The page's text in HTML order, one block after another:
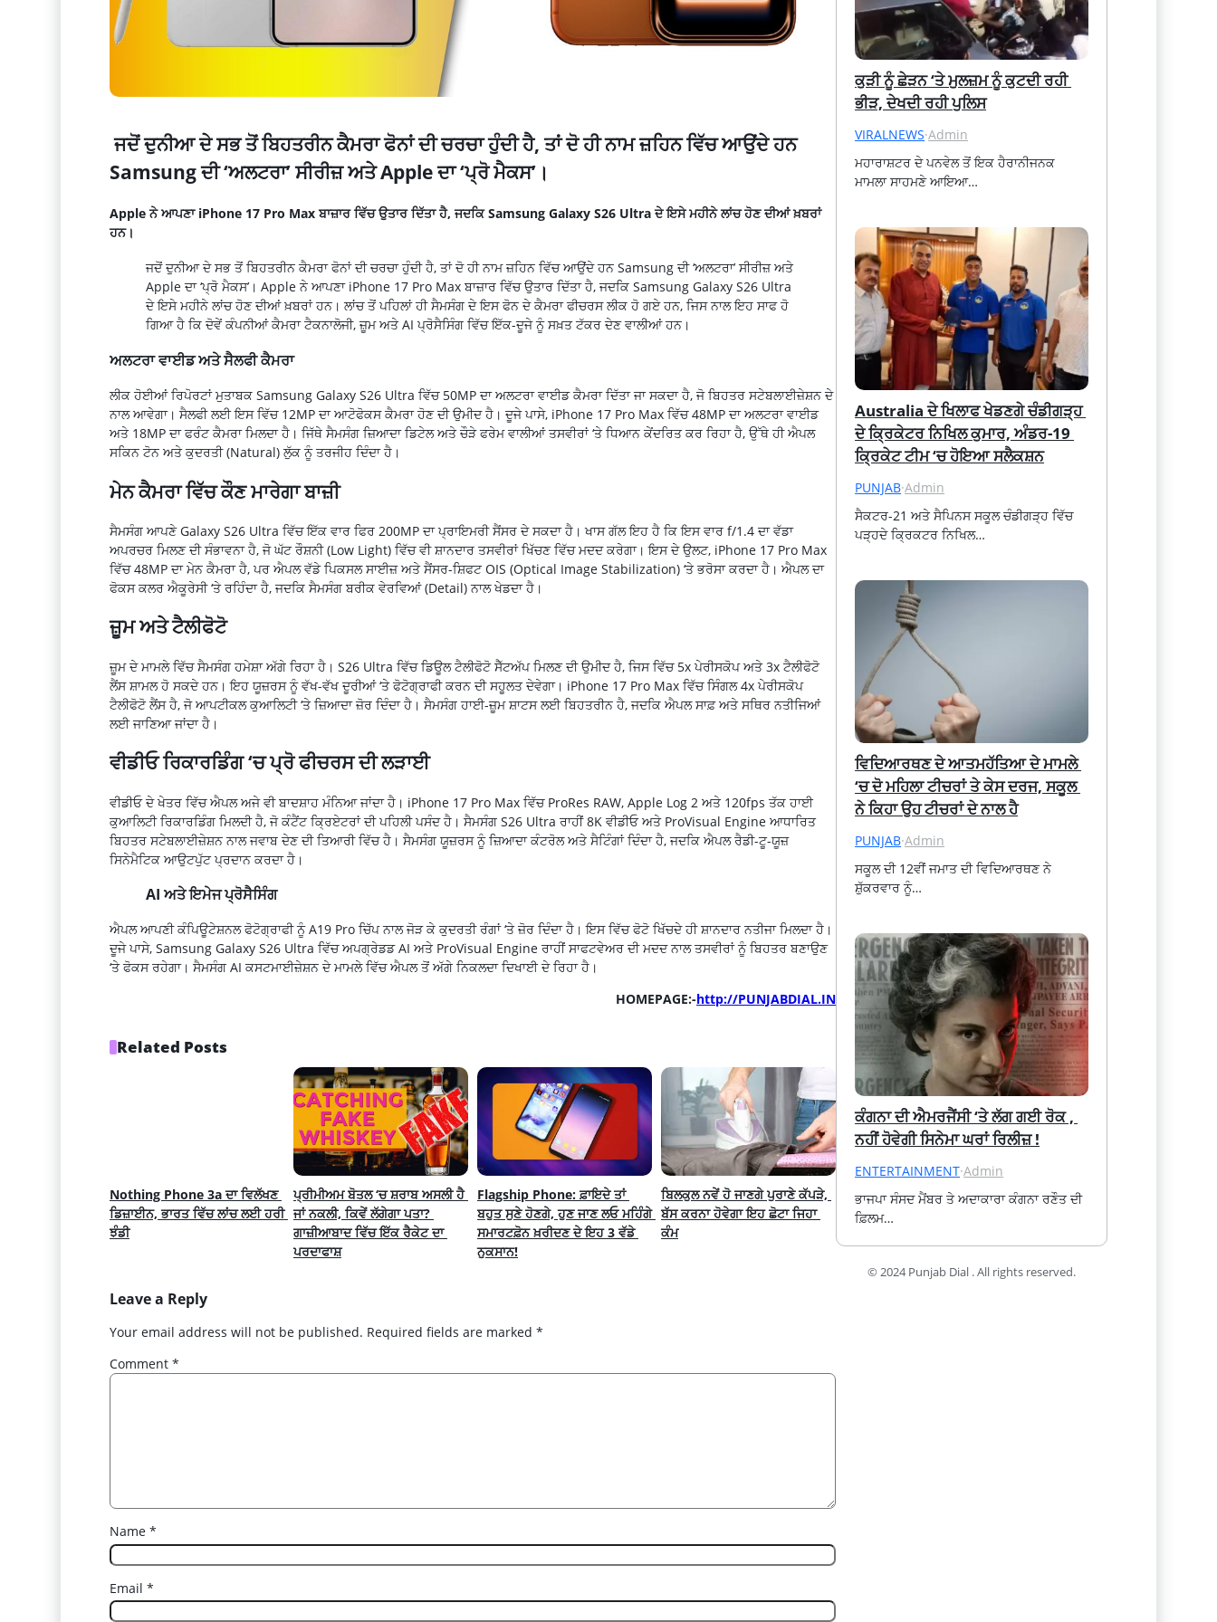
ਜਦੋਂ ਦੁਨੀਆ ਦੇ ਸਭ ਤੋਂ ਬਿਹਤਰੀਨ ਕੈਮਰਾ ਫੋਨਾਂ ਦੀ ਚਰਚਾ ਹੁੰਦੀ ਹੈ, ਤਾਂ ਦੋ ਹੀ ਨਾਮ ਜ਼ਹਿਨ ਵਿੱਚ ਆਉਂਦੇ ਹਨ
Samsung ਦੀ ‘ਅਲਟਰਾ’ ਸੀਰੀਜ਼ ਅਤੇ Apple ਦਾ ‘ਪ੍ਰੋ ਮੈਕਸ’।
Apple ਨੇ ਆਪਣਾ iPhone 17 Pro Max ਬਾਜ਼ਾਰ ਵਿੱਚ ਉਤਾਰ ਦਿੱਤਾ ਹੈ, ਜਦਕਿ Samsung Galaxy S26 Ultra ਦੇ ਇਸੇ ਮਹੀਨੇ ਲਾਂਚ ਹੋਣ ਦੀਆਂ ਖ਼ਬਰਾਂ
ਹਨ।
ਜਦੋਂ ਦੁਨੀਆ ਦੇ ਸਭ ਤੋਂ ਬਿਹਤਰੀਨ ਕੈਮਰਾ ਫੋਨਾਂ ਦੀ ਚਰਚਾ ਹੁੰਦੀ ਹੈ, ਤਾਂ ਦੋ ਹੀ ਨਾਮ ਜ਼ਹਿਨ ਵਿੱਚ ਆਉਂਦੇ ਹਨ Samsung ਦੀ ‘ਅਲਟਰਾ’ ਸੀਰੀਜ਼ ਅਤੇ
Apple ਦਾ ‘ਪ੍ਰੋ ਮੈਕਸ’। Apple ਨੇ ਆਪਣਾ iPhone 17 Pro Max ਬਾਜ਼ਾਰ ਵਿੱਚ ਉਤਾਰ ਦਿੱਤਾ ਹੈ, ਜਦਕਿ Samsung Galaxy S26 Ultra
ਦੇ ਇਸੇ ਮਹੀਨੇ ਲਾਂਚ ਹੋਣ ਦੀਆਂ ਖ਼ਬਰਾਂ ਹਨ। ਲਾਂਚ ਤੋਂ ਪਹਿਲਾਂ ਹੀ ਸੈਮਸੰਗ ਦੇ ਇਸ ਫੋਨ ਦੇ ਕੈਮਰਾ ਫੀਚਰਸ ਲੀਕ ਹੋ ਗਏ ਹਨ, ਜਿਸ ਨਾਲ ਇਹ ਸਾਫ ਹੋ
ਗਿਆ ਹੈ ਕਿ ਦੋਵੇਂ ਕੰਪਨੀਆਂ ਕੈਮਰਾ ਟੈਕਨਾਲੋਜੀ, ਜ਼ੂਮ ਅਤੇ AI ਪ੍ਰੋਸੈਸਿੰਗ ਵਿੱਚ ਇੱਕ-ਦੂਜੇ ਨੂੰ ਸਖ਼ਤ ਟੱਕਰ ਦੇਣ ਵਾਲੀਆਂ ਹਨ।
ਅਲਟਰਾ ਵਾਈਡ ਅਤੇ ਸੈਲਫੀ ਕੈਮਰਾ
ਲੀਕ ਹੋਈਆਂ ਰਿਪੋਰਟਾਂ ਮੁਤਾਬਕ Samsung Galaxy S26 Ultra ਵਿੱਚ 50MP ਦਾ ਅਲਟਰਾ ਵਾਈਡ ਕੈਮਰਾ ਦਿੱਤਾ ਜਾ ਸਕਦਾ ਹੈ, ਜੋ ਬਿਹਤਰ ਸਟੇਬਲਾਈਜ਼ੇਸ਼ਨ ਦੇ
ਨਾਲ ਆਵੇਗਾ। ਸੈਲਫੀ ਲਈ ਇਸ ਵਿੱਚ 12MP ਦਾ ਆਟੋਫੋਕਸ ਕੈਮਰਾ ਹੋਣ ਦੀ ਉਮੀਦ ਹੈ। ਦੂਜੇ ਪਾਸੇ, iPhone 17 Pro Max ਵਿੱਚ 48MP ਦਾ ਅਲਟਰਾ ਵਾਈਡ
ਅਤੇ 18MP ਦਾ ਫਰੰਟ ਕੈਮਰਾ ਮਿਲਦਾ ਹੈ। ਜਿੱਥੇ ਸੈਮਸੰਗ ਜ਼ਿਆਦਾ ਡਿਟੇਲ ਅਤੇ ਚੌੜੇ ਫਰੇਮ ਵਾਲੀਆਂ ਤਸਵੀਰਾਂ ‘ਤੇ ਧਿਆਨ ਕੇਂਦਰਿਤ ਕਰ ਰਿਹਾ ਹੈ, ਉੱਥੇ ਹੀ ਐਪਲ
ਸਕਿਨ ਟੋਨ ਅਤੇ ਕੁਦਰਤੀ (Natural) ਲੁੱਕ ਨੂੰ ਤਰਜੀਹ ਦਿੰਦਾ ਹੈ।
ਮੇਨ ਕੈਮਰਾ ਵਿੱਚ ਕੌਣ ਮਾਰੇਗਾ ਬਾਜ਼ੀ
ਸੈਮਸੰਗ ਆਪਣੇ Galaxy S26 Ultra ਵਿੱਚ ਇੱਕ ਵਾਰ ਫਿਰ 200MP ਦਾ ਪ੍ਰਾਇਮਰੀ ਸੈਂਸਰ ਦੇ ਸਕਦਾ ਹੈ। ਖਾਸ ਗੱਲ ਇਹ ਹੈ ਕਿ ਇਸ ਵਾਰ f/1.4 ਦਾ ਵੱਡਾ
ਅਪਰਚਰ ਮਿਲਣ ਦੀ ਸੰਭਾਵਨਾ ਹੈ, ਜੋ ਘੱਟ ਰੌਸ਼ਨੀ (Low Light) ਵਿੱਚ ਵੀ ਸ਼ਾਨਦਾਰ ਤਸਵੀਰਾਂ ਖਿੱਚਣ ਵਿੱਚ ਮਦਦ ਕਰੇਗਾ। ਇਸ ਦੇ ਉਲਟ, iPhone 17 Pro Max
ਵਿੱਚ 48MP ਦਾ ਮੇਨ ਕੈਮਰਾ ਹੈ, ਪਰ ਐਪਲ ਵੱਡੇ ਪਿਕਸਲ ਸਾਈਜ਼ ਅਤੇ ਸੈਂਸਰ-ਸ਼ਿਫਟ OIS (Optical Image Stabilization) ‘ਤੇ ਭਰੋਸਾ ਕਰਦਾ ਹੈ। ਐਪਲ ਦਾ
ਫੋਕਸ ਕਲਰ ਐਕੂਰੇਸੀ ‘ਤੇ ਰਹਿੰਦਾ ਹੈ, ਜਦਕਿ ਸੈਮਸੰਗ ਬਰੀਕ ਵੇਰਵਿਆਂ (Detail) ਨਾਲ ਖੇਡਦਾ ਹੈ।
ਜ਼ੂਮ ਅਤੇ ਟੈਲੀਫੋਟੋ
ਜ਼ੂਮ ਦੇ ਮਾਮਲੇ ਵਿੱਚ ਸੈਮਸੰਗ ਹਮੇਸ਼ਾ ਅੱਗੇ ਰਿਹਾ ਹੈ। S26 Ultra ਵਿੱਚ ਡਿਊਲ ਟੈਲੀਫੋਟੋ ਸੈੱਟਅੱਪ ਮਿਲਣ ਦੀ ਉਮੀਦ ਹੈ, ਜਿਸ ਵਿੱਚ 5x ਪੇਰੀਸਕੋਪ ਅਤੇ 3x ਟੈਲੀਫੋਟੋ
ਲੈਂਸ ਸ਼ਾਮਲ ਹੋ ਸਕਦੇ ਹਨ। ਇਹ ਯੂਜ਼ਰਸ ਨੂੰ ਵੱਖ-ਵੱਖ ਦੂਰੀਆਂ ‘ਤੇ ਫੋਟੋਗ੍ਰਾਫੀ ਕਰਨ ਦੀ ਸਹੂਲਤ ਦੇਵੇਗਾ। iPhone 17 Pro Max ਵਿੱਚ ਸਿੰਗਲ 4x ਪੇਰੀਸਕੋਪ
ਟੈਲੀਫੋਟੋ ਲੈਂਸ ਹੈ, ਜੋ ਆਪਟੀਕਲ ਕੁਆਲਿਟੀ ‘ਤੇ ਜ਼ਿਆਦਾ ਜ਼ੋਰ ਦਿੰਦਾ ਹੈ। ਸੈਮਸੰਗ ਹਾਈ-ਜ਼ੂਮ ਸ਼ਾਟਸ ਲਈ ਬਿਹਤਰੀਨ ਹੈ, ਜਦਕਿ ਐਪਲ ਸਾਫ਼ ਅਤੇ ਸਥਿਰ ਨਤੀਜਿਆਂ
ਲਈ ਜਾਣਿਆ ਜਾਂਦਾ ਹੈ।
ਵੀਡੀਓ ਰਿਕਾਰਡਿੰਗ ‘ਚ ਪ੍ਰੋ ਫੀਚਰਸ ਦੀ ਲੜਾਈ
ਵੀਡੀਓ ਦੇ ਖੇਤਰ ਵਿੱਚ ਐਪਲ ਅਜੇ ਵੀ ਬਾਦਸ਼ਾਹ ਮੰਨਿਆ ਜਾਂਦਾ ਹੈ। iPhone 17 Pro Max ਵਿੱਚ ProRes RAW, Apple Log 2 ਅਤੇ 120fps ਤੱਕ ਹਾਈ
ਕੁਆਲਿਟੀ ਰਿਕਾਰਡਿੰਗ ਮਿਲਦੀ ਹੈ, ਜੋ ਕੰਟੈਂਟ ਕ੍ਰਿਏਟਰਾਂ ਦੀ ਪਹਿਲੀ ਪਸੰਦ ਹੈ। ਸੈਮਸੰਗ S26 Ultra ਰਾਹੀਂ 8K ਵੀਡੀਓ ਅਤੇ ProVisual Engine ਆਧਾਰਿਤ
ਬਿਹਤਰ ਸਟੇਬਲਾਈਜ਼ੇਸ਼ਨ ਨਾਲ ਜਵਾਬ ਦੇਣ ਦੀ ਤਿਆਰੀ ਵਿੱਚ ਹੈ। ਸੈਮਸੰਗ ਯੂਜ਼ਰਸ ਨੂੰ ਜ਼ਿਆਦਾ ਕੰਟਰੋਲ ਅਤੇ ਸੈਟਿੰਗਾਂ ਦਿੰਦਾ ਹੈ, ਜਦਕਿ ਐਪਲ ਰੈਡੀ-ਟੂ-ਯੂਜ਼
ਸਿਨੇਮੈਟਿਕ ਆਉਟਪੁੱਟ ਪ੍ਰਦਾਨ ਕਰਦਾ ਹੈ।
AI ਅਤੇ ਇਮੇਜ ਪ੍ਰੋਸੈਸਿੰਗ
ਐਪਲ ਆਪਣੀ ਕੰਪਿਊਟੇਸ਼ਨਲ ਫੋਟੋਗ੍ਰਾਫੀ ਨੂੰ A19 Pro ਚਿੱਪ ਨਾਲ ਜੋੜ ਕੇ ਕੁਦਰਤੀ ਰੰਗਾਂ ‘ਤੇ ਜ਼ੋਰ ਦਿੰਦਾ ਹੈ। ਇਸ ਵਿੱਚ ਫੋਟੋ ਖਿੱਚਦੇ ਹੀ ਸ਼ਾਨਦਾਰ ਨਤੀਜਾ ਮਿਲਦਾ ਹੈ।
ਦੂਜੇ ਪਾਸੇ, Samsung Galaxy S26 Ultra ਵਿੱਚ ਅਪਗ੍ਰੇਡਡ AI ਅਤੇ ProVisual Engine ਰਾਹੀਂ ਸਾਫਟਵੇਅਰ ਦੀ ਮਦਦ ਨਾਲ ਤਸਵੀਰਾਂ ਨੂੰ ਬਿਹਤਰ ਬਣਾਉਣ
‘ਤੇ ਫੋਕਸ ਰਹੇਗਾ। ਸੈਮਸੰਗ AI ਕਸਟਮਾਈਜ਼ੇਸ਼ਨ ਦੇ ਮਾਮਲੇ ਵਿੱਚ ਐਪਲ ਤੋਂ ਅੱਗੇ ਨਿਕਲਦਾ ਦਿਖਾਈ ਦੇ ਰਿਹਾ ਹੈ।
HOMEPAGE:-http://PUNJABDIAL.IN
Related Posts
Nothing Phone 3a ਦਾ ਵਿਲੱਖਣ
ਡਿਜ਼ਾਈਨ, ਭਾਰਤ ਵਿੱਚ ਲਾਂਚ ਲਈ ਹਰੀ
ਝੰਡੀ
ਪ੍ਰੀਮੀਅਮ ਬੋਤਲ ‘ਚ ਸ਼ਰਾਬ ਅਸਲੀ ਹੈ
ਜਾਂ ਨਕਲੀ, ਕਿਵੇਂ ਲੱਗੇਗਾ ਪਤਾ?
ਗਾਜ਼ੀਆਬਾਦ ਵਿੱਚ ਇੱਕ ਰੈਕੇਟ ਦਾ
ਪਰਦਾਫਾਸ਼
Flagship Phone: ਫ਼ਾਇਦੇ ਤਾਂ
ਬਹੁਤ ਸੁਣੇ ਹੋਣਗੇ, ਹੁਣ ਜਾਣ ਲਓ ਮਹਿੰਗੇ
ਸਮਾਰਟਫ਼ੋਨ ਖ਼ਰੀਦਣ ਦੇ ਇਹ 3 ਵੱਡੇ
ਨੁਕਸਾਨ!
ਬਿਲਕੁਲ ਨਵੇਂ ਹੋ ਜਾਣਗੇ ਪੁਰਾਣੇ ਕੱਪੜੇ,
ਬੱਸ ਕਰਨਾ ਹੋਵੇਗਾ ਇਹ ਛੋਟਾ ਜਿਹਾ
ਕੰਮ
Leave a Reply
Your email address will not be published. Required fields are marked *
Comment *
Name *
Email *
ਕੁੜੀ ਨੂੰ ਛੇੜਨ ‘ਤੇ ਮੁਲਜ਼ਮ ਨੂੰ ਕੁਟਦੀ ਰਹੀ
ਭੀੜ, ਦੇਖਦੀ ਰਹੀ ਪੁਲਿਸ
VIRALNEWS·Admin
ਮਹਾਰਾਸ਼ਟਰ ਦੇ ਪਨਵੇਲ ਤੋਂ ਇਕ ਹੈਰਾਨੀਜਨਕ
ਮਾਮਲਾ ਸਾਹਮਣੇ ਆਇਆ…
Australia ਦੇ ਖਿਲਾਫ ਖੇਡਣਗੇ ਚੰਡੀਗੜ੍ਹ
ਦੇ ਕ੍ਰਿਕੇਟਰ ਨਿਖਿਲ ਕੁਮਾਰ, ਅੰਡਰ-19
ਕ੍ਰਿਕੇਟ ਟੀਮ ‘ਚ ਹੋਇਆ ਸਲੈਕਸ਼ਨ
PUNJAB·Admin
ਸੈਕਟਰ-21 ਅਤੇ ਸੈਪਿਨਸ ਸਕੂਲ ਚੰਡੀਗੜ੍ਹ ਵਿੱਚ
ਪੜ੍ਹਦੇ ਕ੍ਰਿਕਟਰ ਨਿਖਿਲ…
ਵਿਦਿਆਰਥਣ ਦੇ ਆਤਮਹੱਤਿਆ ਦੇ ਮਾਮਲੇ
‘ਚ ਦੋ ਮਹਿਲਾ ਟੀਚਰਾਂ ਤੇ ਕੇਸ ਦਰਜ, ਸਕੂਲ
ਨੇ ਕਿਹਾ ਉਹ ਟੀਚਰਾਂ ਦੇ ਨਾਲ ਹੈ
PUNJAB·Admin
ਸਕੂਲ ਦੀ 12ਵੀਂ ਜਮਾਤ ਦੀ ਵਿਦਿਆਰਥਣ ਨੇ
ਸ਼ੁੱਕਰਵਾਰ ਨੂੰ…
ਕੰਗਨਾ ਦੀ ਐਮਰਜੈਂਸੀ ‘ਤੇ ਲੱਗ ਗਈ ਰੋਕ ,
ਨਹੀਂ ਹੋਵੇਗੀ ਸਿਨੇਮਾ ਘਰਾਂ ਰਿਲੀਜ਼ !
ENTERTAINMENT·Admin
ਭਾਜਪਾ ਸੰਸਦ ਮੈਂਬਰ ਤੇ ਅਦਾਕਾਰਾ ਕੰਗਨਾ ਰਣੌਤ ਦੀ
ਫ਼ਿਲਮ…
© 2024 Punjab Dial . All rights reserved.